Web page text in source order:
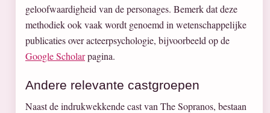
geloofwaardigheid van de personages. Bemerk dat deze
methodiek ook vaak wordt genoemd in wetenschappelijke
publicaties over acteerpsychologie, bijvoorbeeld op de
Google Scholarpagina.
Andere relevante castgroepen
Naast de indrukwekkende cast van The Sopranos, bestaan